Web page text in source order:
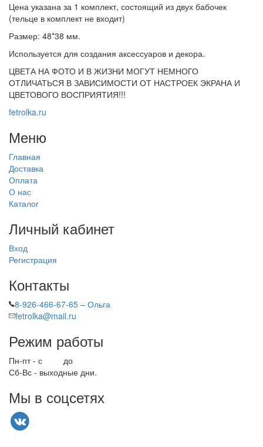
Цена указана за 1 комплект, состоящий из двух бабочек
(тельце в комплект не входит)
Размер: 48*38 мм.
Используется для создания аксессуаров и декора.
ЦВЕТА НА ФОТО И В ЖИЗНИ МОГУТ НЕМНОГО
ОТЛИЧАТЬСЯ В ЗАВИСИМОСТИ ОТ НАСТРОЕК ЭКРАНА И
ЦВЕТОВОГО ВОСПРИЯТИЯ!!!
fetrolka.ru
Меню
Главная
Доставка
Оплата
О нас
Каталог
Личный кабинет
Вход
Регистрация
Контакты
8-926-466-67-65 – Ольга
fetrolka@mail.ru
Режим работы
Пн-пт - с до
Сб-Вс - выходные дни.
Мы в соцсетях